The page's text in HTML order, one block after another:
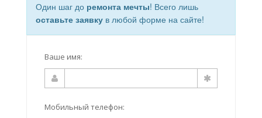
Один шаг до ремонта мечты! Всего лишь
оставьте заявку в любой форме на сайте!
Ваше имя:
Мобильный телефон: